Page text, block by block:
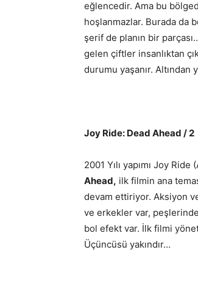
eğlencedir. Ama bu
hoşlanmazlar. Burada da
şerif de planın bir
gelen çiftler insanlıktan
durumu yaşanır. Altından
Joy Ride: Dead Ahead / 2
2001 Yılı yapımı Joy
Ahead, ilk filmin ana
devam ettiriyor. Aksiyon
ve erkekler var,
bol efekt var. İlk filmi
Üçüncüsü yakındır…